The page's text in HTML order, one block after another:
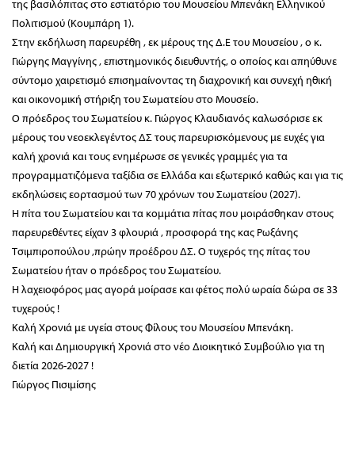
της βασιλόπιτας στο εστιατόριο του Μουσείου Μπενάκη Ελληνικού
Πολιτισμού (Κουμπάρη 1).
Στην εκδήλωση παρευρέθη , εκ μέρους της Δ.Ε του Μουσείου , ο κ.
Γιώργης Μαγγίνης , επιστημονικός διευθυντής, ο οποίος και απηύθυνε
σύντομο χαιρετισμό επισημαίνοντας τη διαχρονική και συνεχή ηθική
και οικονομική στήριξη του Σωματείου στο Μουσείο.
Ο πρόεδρος του Σωματείου κ. Γιώργος Κλαυδιανός καλωσόρισε εκ
μέρους του νεοεκλεγέντος ΔΣ τους παρευρισκόμενους με ευχές για
καλή χρονιά και τους ενημέρωσε σε γενικές γραμμές για τα
προγραμματιζόμενα ταξίδια σε Ελλάδα και εξωτερικό καθώς και για τις
εκδηλώσεις εορτασμού των 70 χρόνων του Σωματείου (2027).
Η πίτα του Σωματείου και τα κομμάτια πίτας που μοιράσθηκαν στους
παρευρεθέντες είχαν 3 φλουριά , προσφορά της κας Ρωξάνης
Τσιμπιροπούλου ,πρώην προέδρου ΔΣ. Ο τυχερός της πίτας του
Σωματείου ήταν ο πρόεδρος του Σωματείου.
Η λαχειοφόρος μας αγορά μοίρασε και φέτος πολύ ωραία δώρα σε 33
τυχερούς !
Καλή Χρονιά με υγεία στους Φίλους του Μουσείου Μπενάκη.
Καλή και Δημιουργική Χρονιά στο νέο Διοικητικό Συμβούλιο για τη
διετία 2026-2027 !
Γιώργος Πισιμίσης